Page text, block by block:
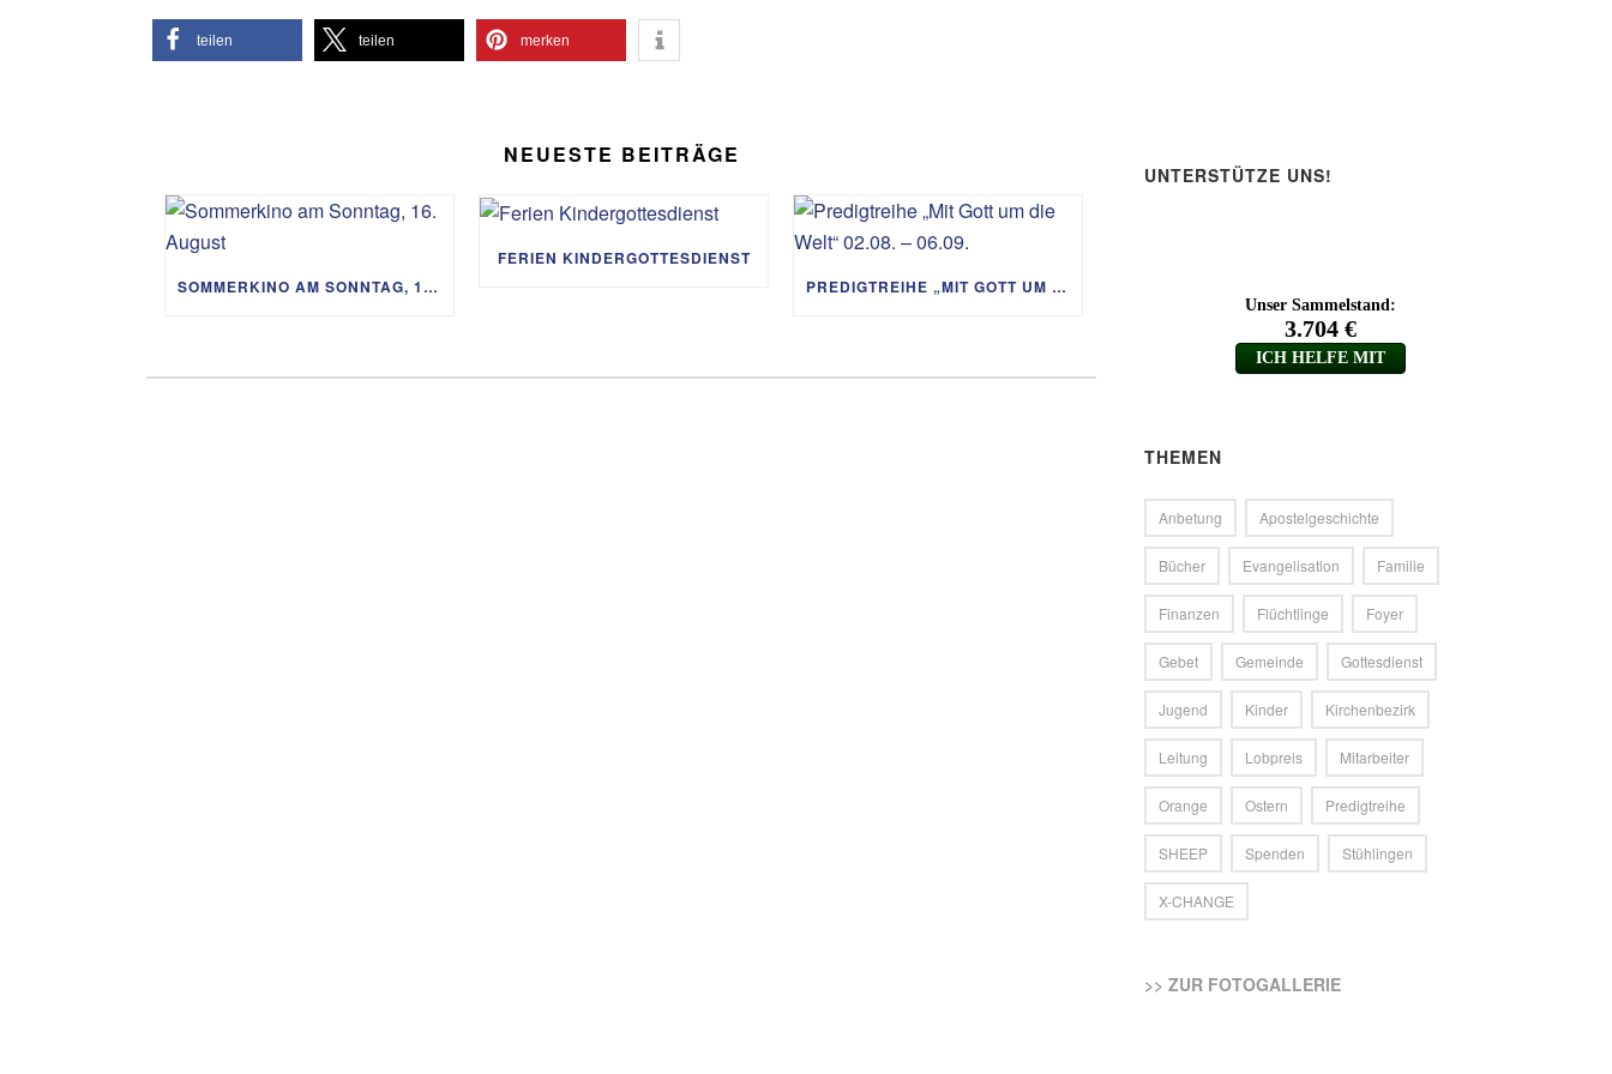
teilen teilen merken
NEUESTE BEITRÄGE
SOMMERKINO AM SONNTAG, 16. AUGUST
FERIEN KINDERGOTTESDIENST
PREDIGTREIHE „MIT GOTT UM DIE WELT“ 02.08. – 06.09.
UNTERSTÜTZE UNS!
THEMEN
Anbetung Apostelgeschichte
Bücher Evangelisation Familie
Finanzen Flüchtlinge Foyer
Gebet Gemeinde Gottesdienst
Jugend Kinder Kirchenbezirk
Leitung Lobpreis Mitarbeiter
Orange Ostern Predigtreihe
SHEEP Spenden Stühlingen
X-CHANGE
>> ZUR FOTOGALLERIE